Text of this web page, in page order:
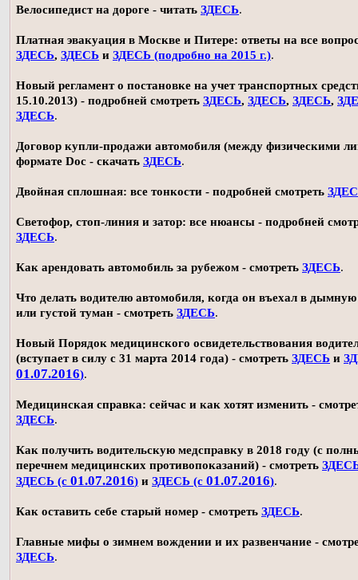
Велосипедист на дороге - читать ЗДЕСЬ.
Платная эвакуация в Москве и Питере: ответы на все
ЗДЕСЬ, ЗДЕСЬ и ЗДЕСЬ (подробно на 2015 г.).
Новый регламент о постановке на учет транспортных
15.10.2013) - подробней смотреть ЗДЕСЬ, ЗДЕСЬ, ЗДЕСЬ,
ЗДЕСЬ.
Договор купли-продажи автомобиля (между физическими
формате Doc - скачать ЗДЕСЬ.
Двойная сплошная: все тонкости - подробней смотреть
Светофор, стоп-линия и затор: все нюансы - подробней
ЗДЕСЬ.
Как арендовать автомобиль за рубежом - смотреть ЗДЕСЬ.
Что делать водителю автомобиля, когда он въехал в дымную
или густой туман - смотреть ЗДЕСЬ.
Новый Порядок медицинского освидетельствования
(вступает в силу с 31 марта 2014 года) - смотреть ЗДЕСЬ и
01.07.2016).
Медицинская справка: сейчас и как хотят изменить -
ЗДЕСЬ.
Как получить водительскую медсправку в 2018 году (с
перечнем медицинских противопоказаний) - смотреть
ЗДЕСЬ (с 01.07.2016) и ЗДЕСЬ (с 01.07.2016).
Как оставить себе старый номер - смотреть ЗДЕСЬ.
Главные мифы о зимнем вождении и их развенчание -
ЗДЕСЬ.